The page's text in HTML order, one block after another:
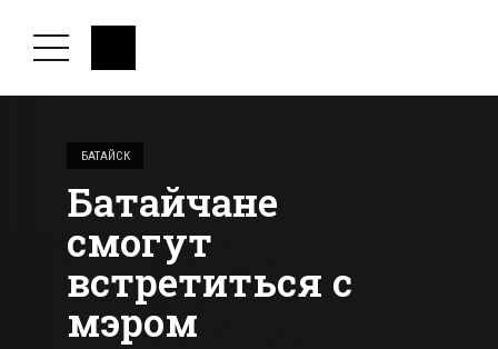
БАТАЙСК
Батайчане
смогут
встретиться с
мэром